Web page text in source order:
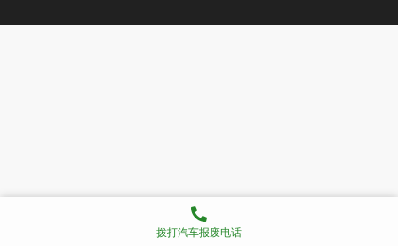
拨打汽车报废电话